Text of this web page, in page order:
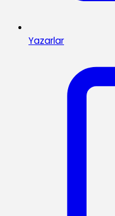
Yazarlar